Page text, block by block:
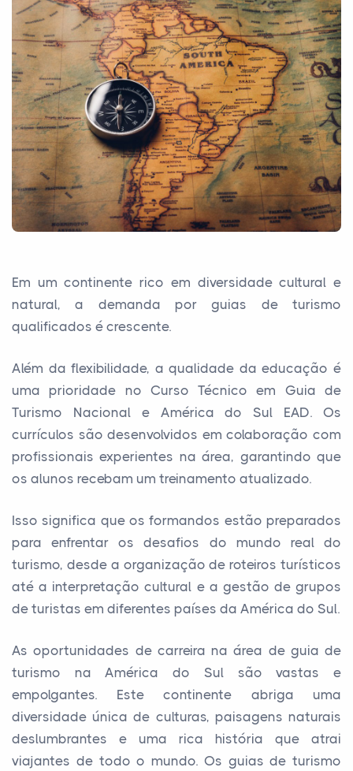
Em um continente rico em diversidade cultural e
natural, a demanda por guias de turismo
qualificados é crescente.
Além da flexibilidade, a qualidade da educação é
uma prioridade no Curso Técnico em Guia de
Turismo Nacional e América do Sul EAD. Os
currículos são desenvolvidos em colaboração com
profissionais experientes na área, garantindo que
os alunos recebam um treinamento atualizado.
Isso significa que os formandos estão preparados
para enfrentar os desafios do mundo real do
turismo, desde a organização de roteiros turísticos
até a interpretação cultural e a gestão de grupos
de turistas em diferentes países da América do Sul.
As oportunidades de carreira na área de guia de
turismo na América do Sul são vastas e
empolgantes. Este continente abriga uma
diversidade única de culturas, paisagens naturais
deslumbrantes e uma rica história que atrai
viajantes de todo o mundo. Os guias de turismo